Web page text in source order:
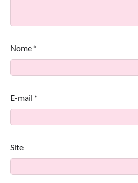
Nome *
E-mail *
Site